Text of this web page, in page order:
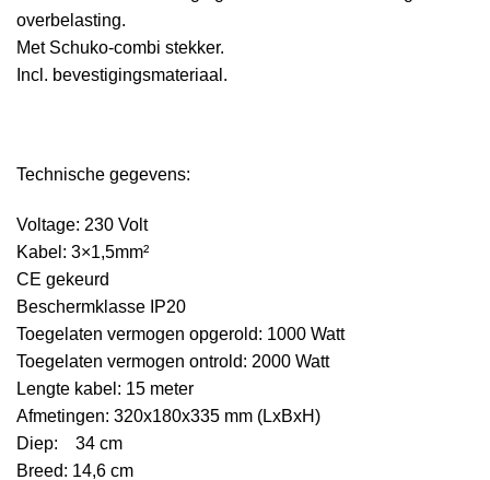
overbelasting.
Met Schuko-combi stekker.
Incl. bevestigingsmateriaal.
Technische gegevens:
Voltage: 230 Volt
Kabel: 3×1,5mm²
CE gekeurd
Beschermklasse IP20
Toegelaten vermogen opgerold: 1000 Watt
Toegelaten vermogen ontrold: 2000 Watt
Lengte kabel: 15 meter
Afmetingen: 320x180x335 mm (LxBxH)
Diep: 34 cm
Breed: 14,6 cm